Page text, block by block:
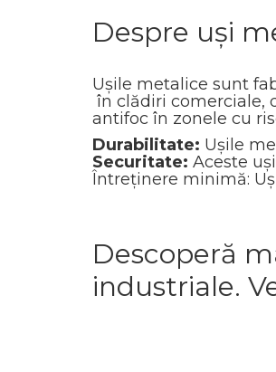
Despre uși
Ușile metalice sunt
în clădiri comerciale,
antifoc în zonele cu
Durabilitate: Ușile
Securitate: Aceste
Întreținere minimă:
Descoperă
industriale.